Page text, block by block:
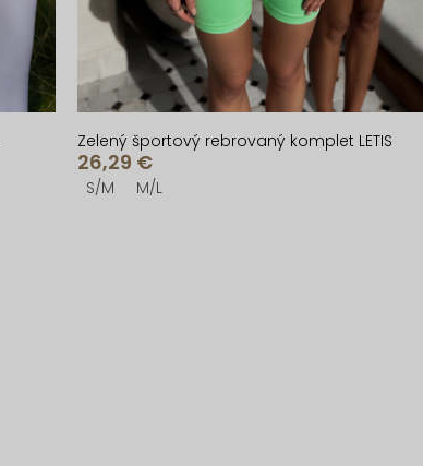
Zelený športový rebrovaný komplet LETIS
26,29 €
S/M M/L